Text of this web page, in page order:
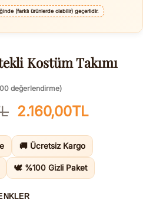
(farklı ürünlerde olabilir) geçerlidir.
Kostüm Takımı
değerlendirme)
Orijinal
3.200,00TL.
2.160,00TLŞu
🚚 Ücretsiz Kargo
🕊️ %100 Gizli Paket